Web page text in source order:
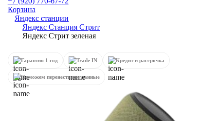
Корзина
Яндекс станции
Яндекс Станция Стрит
Яндекс Стрит зеленая
Гарантия 1 год Trade IN Кредит и рассрочка
Поможем перенести все данные